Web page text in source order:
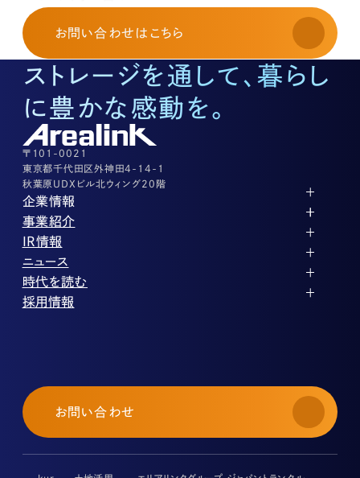
お申し込み・お問い合わせ
03-3526-8568
土地活用に関するお問い合わせ
03-3526-8574
底地に関するお問い合わせ
03-3526-8572
株式に関するお問い合わせ
03-3526-8556
その他上記に当てはまらない案件等
03-3526-8556
お問い合わせ はこちら
ストレージを通して、暮らし
に豊かな感動を。
〒101-0021
東京都千代田区外神田4-14-1
秋葉原UDXビル北ウィング20階
企業情報
代表メッセージ
企業理念
会社概要
役員紹介
沿革
コーポレートガバナンス
事業紹介
ストレージ事業
パートナー制度
ストレージライフ
土地権利整備事業
オフィス事業
アセット事業
IR情報
IRカレンダー
中期経営計画
事業等のリスク
株式・株主情報
個人投資家の皆様へ
よくある質問・用語集
IRメール登録
免責事項
ニュース
PR
IR
時代を読む
投稿一覧
採用情報
採用エントリー
お問い合わせ